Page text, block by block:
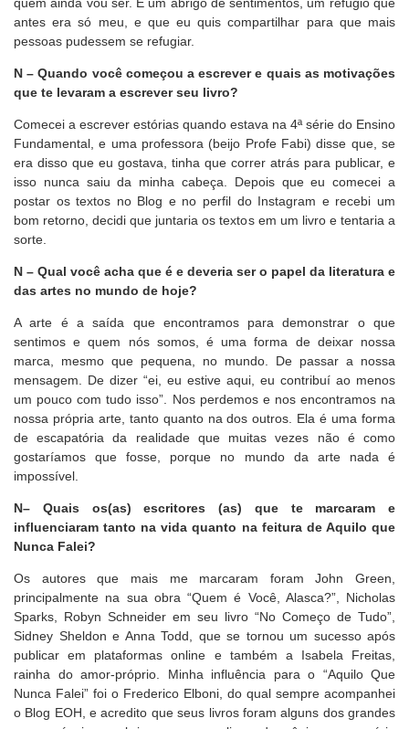
antes era só meu, e que eu quis compartilhar para que mais
pessoas pudessem se refugiar.
N – Quando você começou a escrever e quais as motivações
que te levaram a escrever seu livro?
Comecei a escrever estórias quando estava na 4ª série do Ensino
Fundamental, e uma professora (beijo Profe Fabi) disse que, se
era disso que eu gostava, tinha que correr atrás para publicar, e
isso nunca saiu da minha cabeça. Depois que eu comecei a
postar os textos no Blog e no perfil do Instagram e recebi um
bom retorno, decidi que juntaria os textos em um livro e tentaria a
sorte.
N – Qual você acha que é e deveria ser o papel da literatura e
das artes no mundo de hoje?
A arte é a saída que encontramos para demonstrar o que
sentimos e quem nós somos, é uma forma de deixar nossa
marca, mesmo que pequena, no mundo. De passar a nossa
mensagem. De dizer “ei, eu estive aqui, eu contribuí ao menos
um pouco com tudo isso”. Nos perdemos e nos encontramos na
nossa própria arte, tanto quanto na dos outros. Ela é uma forma
de escapatória da realidade que muitas vezes não é como
gostaríamos que fosse, porque no mundo da arte nada é
impossível.
N– Quais os(as) escritores (as) que te marcaram e
influenciaram tanto na vida quanto na feitura de Aquilo que
Nunca Falei?
Os autores que mais me marcaram foram John Green,
principalmente na sua obra “Quem é Você, Alasca?”, Nicholas
Sparks, Robyn Schneider em seu livro “No Começo de Tudo”,
Sidney Sheldon e Anna Todd, que se tornou um sucesso após
publicar em plataformas online e também a Isabela Freitas,
rainha do amor-próprio. Minha influência para o “Aquilo Que
Nunca Falei” foi o Frederico Elboni, do qual sempre acompanhei
o Blog EOH, e acredito que seus livros foram alguns dos grandes